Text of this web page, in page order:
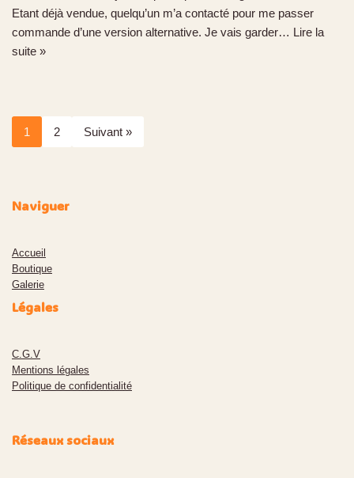
Etant déjà vendue, quelqu’un m’a contacté pour me passer
commande d’une version alternative. Je vais garder… Lire la
suite »
1 2 Suivant »
Naviguer
Accueil
Boutique
Galerie
Légales
C.G.V
Mentions légales
Politique de confidentialité
Réseaux sociaux